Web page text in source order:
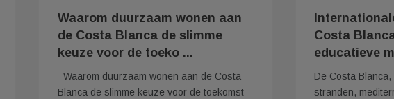
Waarom duurzaam wonen aan
de Costa Blanca de slimme
keuze voor de toeko ...
Waarom duurzaam wonen aan de Costa
Blanca de slimme keuze voor de toekomst
Costa
educatieve
De Costa
stranden,